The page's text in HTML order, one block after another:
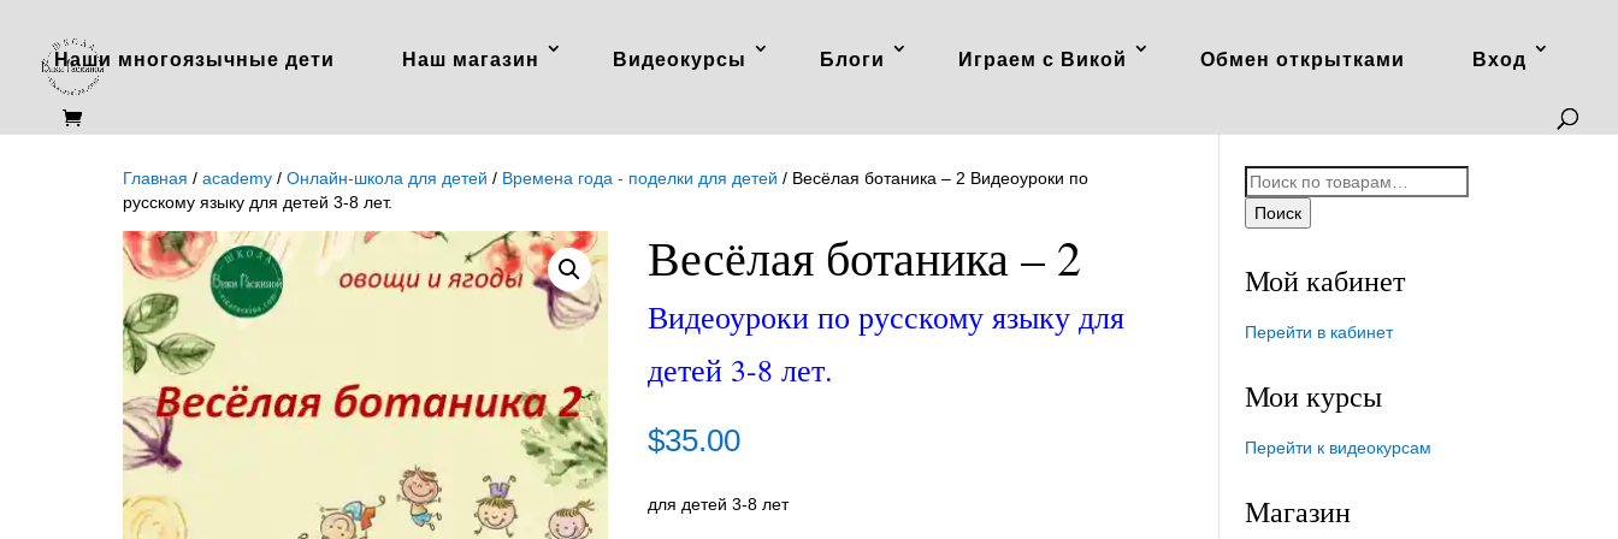
Наши многоязычные дети Наш магазин Видеокурсы Блоги Играем с Викой Обмен открытками Вход
Главная / academy / Онлайн-школа для детей / Времена года - поделки для детей / Весёлая ботаника – 2 Видеоуроки по
русскому языку для детей 3-8 лет.
Весёлая ботаника – 2
Видеоуроки по русскому языку для
детей 3-8 лет.
$35.00
для детей 3-8 лет
Искать:
Поиск
Мой кабинет
Перейти в кабинет
Мои курсы
Перейти к видеокурсам
Магазин